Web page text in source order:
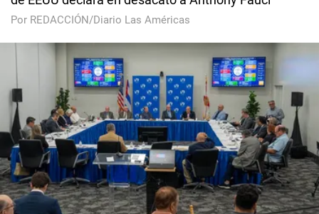
Por REDACCIÓN/Diario Las Américas